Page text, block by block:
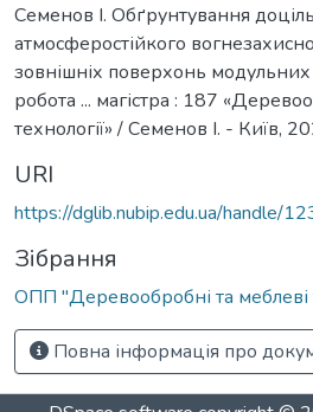
Семенов І. Обґрунтування
атмосферостійкого
зовнішніх поверхонь
робота ... магістра : 187
технології» / Семенов І. - Київ,
URI
https://dglib.nubip.edu.ua/handle/
Зібрання
ОПП "Деревообробні та меблеві
Повна інформація про